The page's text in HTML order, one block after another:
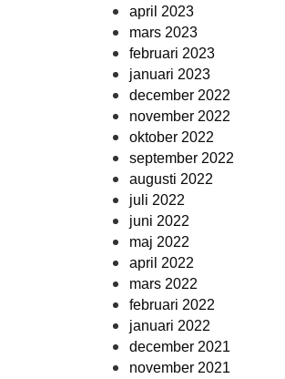
april 2023
mars 2023
februari 2023
januari 2023
december 2022
november 2022
oktober 2022
september 2022
augusti 2022
juli 2022
juni 2022
maj 2022
april 2022
mars 2022
februari 2022
januari 2022
december 2021
november 2021